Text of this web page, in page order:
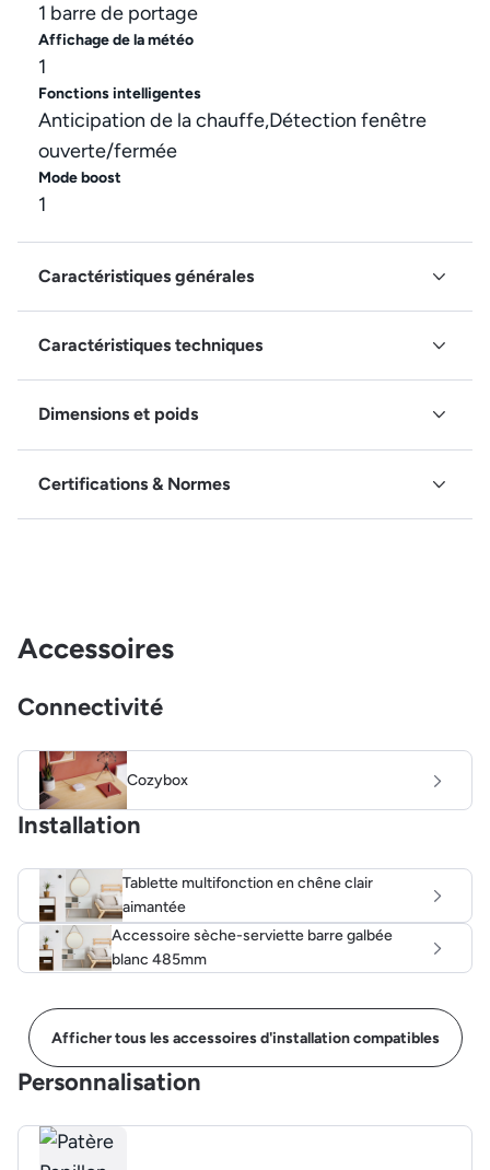
1 barre de portage
Affichage de la météo
1
Fonctions intelligentes
Anticipation de la chauffe,Détection fenêtre
ouverte/fermée
Mode boost
1
Caractéristiques générales
Caractéristiques techniques
Dimensions et poids
Certifications & Normes
Accessoires
Connectivité
Cozybox
Installation
Tablette multifonction en chêne clair
aimantée
Accessoire sèche-serviette barre galbée
blanc 485mm
Afficher tous les accessoires d'installation compatibles
Personnalisation